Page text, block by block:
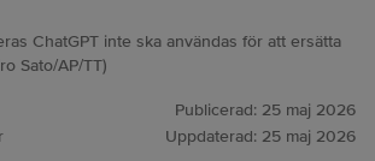
ChatGPT inte ska användas för att ersätta
Sato/AP/TT)
Publicerad: 25 maj 2026
Uppdaterad: 25 maj 2026